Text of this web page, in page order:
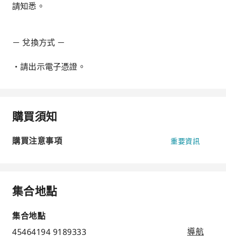
請知悉。
－ 兌換方式 －
・請出示電子憑證。
購買須知
購買注意事項 重要資訊
集合地點
集合地點
45464194 9189333
導航